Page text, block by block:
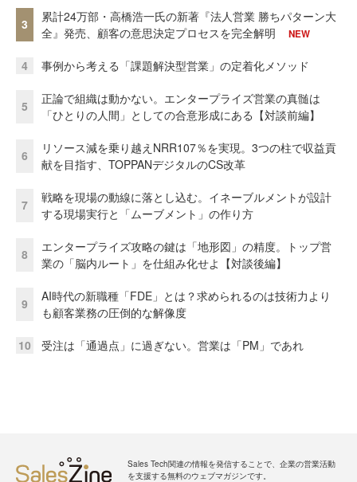
3
累計24万部・高橋浩一氏の新著『法人営業 勝ちパターン大
全』発売、顧客の意思決定プロセスを完全解明
NEW
4 事例から考える「課題解決型営業」の定着化メソッド
5
正論で組織は動かない。エンタープライズ営業の真髄は
「ひとりの人間」としての合意形成にある【対談前編】
6
リソース減を乗り越えNRR107％を実現。3つの柱で収益貢
献を目指す、TOPPANデジタルのCS改革
7
戦略を現場の動線に落とし込む。イネーブルメントが設計
する現場実行と「ムーブメント」の作り方
8
エンタープライズ攻略の鍵は「地形図」の精度。トップ営
業の「脳内ルート」を仕組み化せよ【対談後編】
9
AI時代の新職種「FDE」とは？求められるのは技術力より
も顧客業務の圧倒的な解像度
10 受注は「通過点」に過ぎない。営業は「PM」であれ
Sales Tech関連の情報を発信することで、企業の営業活動
を支援する無料のウェブマガジンです。